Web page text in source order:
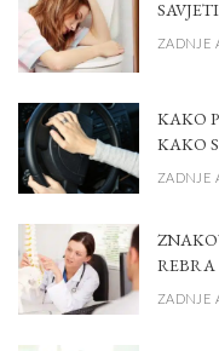
ZADNJE
KAKO
KAKO
ZADNJE
REBRA
ZADNJE